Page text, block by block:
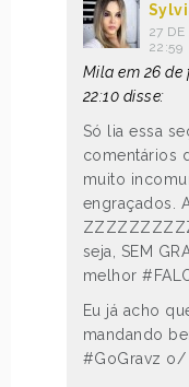
27 DE
22:59
Mila em 26 de
22:10 disse:
Só lia essa
comentários
muito
engraçados.
seja, SEM
melhor
Eu já acho
mandando
#GoGravz o/